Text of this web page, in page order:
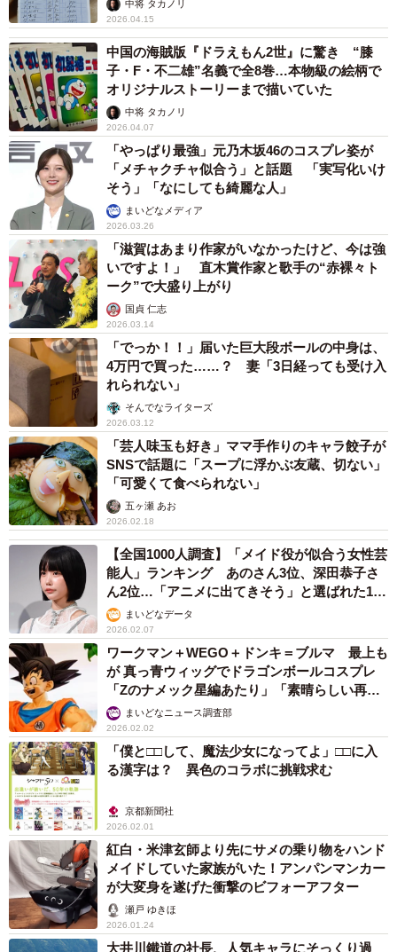
中将 タカノリ
2026.04.15
中国の海賊版『ドラえもん2世』に驚き “膝
子・F・不二雄”名義で全8巻…本物級の絵柄で
オリジナルストーリーまで描いていた
中将 タカノリ
2026.04.07
「やっぱり最強」元乃木坂46のコスプレ姿が
「メチャクチャ似合う」と話題 「実写化いけ
そう」「なにしても綺麗な人」
まいどなメディア
2026.03.26
「滋賀はあまり作家がいなかったけど、今は強
いですよ！」 直木賞作家と歌手の“赤裸々ト
ーク”で大盛り上がり
国貞 仁志
2026.03.14
「でっか！！」届いた巨大段ボールの中身は、
4万円で買った……？ 妻「3日経っても受け入
れられない」
そんでなライターズ
2026.03.12
「芸人味玉も好き」ママ手作りのキャラ餃子が
SNSで話題に「スープに浮かぶ友蔵、切ない」
「可愛くて食べられない」
五ヶ瀬 あお
2026.02.18
【全国1000人調査】「メイド役が似合う女性芸
能人」ランキング あのさん3位、深田恭子さ
ん2位…「アニメに出てきそう」と選ばれた1位
は？まいどなデータ
2026.02.07
ワークマン＋WEGO＋ドンキ＝ブルマ 最上も
が 真っ青ウィッグでドラゴンボールコスプレ
「Zのナメック星編あたり」「素晴らしい再現
度」まいどなニュース調査部
2026.02.02
「僕と□□して、魔法少女になってよ」□□に入
る漢字は？ 異色のコラボに挑戦求む
京都新聞社
2026.02.01
紅白・米津玄師より先にサメの乗り物をハンド
メイドしていた家族がいた！アンパンマンカー
が大変身を遂げた衝撃のビフォーアフター
瀬戸 ゆきほ
2026.01.24
大井川鐵道の社長、人気キャラにそっくり過